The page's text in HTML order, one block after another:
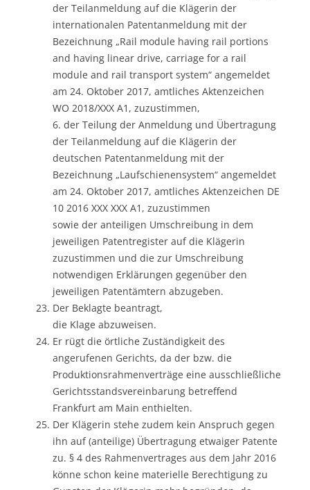
der Teilanmeldung auf die Klägerin der
internationalen Patentanmeldung mit der
Bezeichnung „Rail module having rail portions
and having linear drive, carriage for a rail
module and rail transport system“ angemeldet
am 24. Oktober 2017, amtliches Aktenzeichen
WO 2018/XXX A1, zuzustimmen,
6. der Teilung der Anmeldung und Übertragung
der Teilanmeldung auf die Klägerin der
deutschen Patentanmeldung mit der
Bezeichnung „Laufschienensystem“ angemeldet
am 24. Oktober 2017, amtliches Aktenzeichen DE
10 2016 XXX XXX A1, zuzustimmen
sowie der anteiligen Umschreibung in dem
jeweiligen Patentregister auf die Klägerin
zuzustimmen und die zur Umschreibung
notwendigen Erklärungen gegenüber den
jeweiligen Patentämtern abzugeben.
Der Beklagte beantragt,
die Klage abzuweisen.
Er rügt die örtliche Zuständigkeit des
angerufenen Gerichts, da der bzw. die
Produktionsrahmenverträge eine ausschließliche
Gerichtsstandsvereinbarung betreffend
Frankfurt am Main enthielten.
Der Klägerin stehe zudem kein Anspruch gegen
ihn auf (anteilige) Übertragung etwaiger Patente
zu. § 4 des Rahmenvertrages aus dem Jahr 2016
könne schon keine materielle Berechtigung zu